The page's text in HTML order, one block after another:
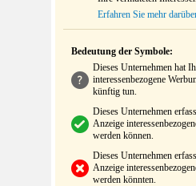
Erfahren Sie mehr
Bedeutung der Symbole:
Dieses Unternehmen hat
interessenbezogene
künftig tun.
Dieses Unternehmen
Anzeige
werden können.
Dieses Unternehmen
Anzeige
werden könnten.